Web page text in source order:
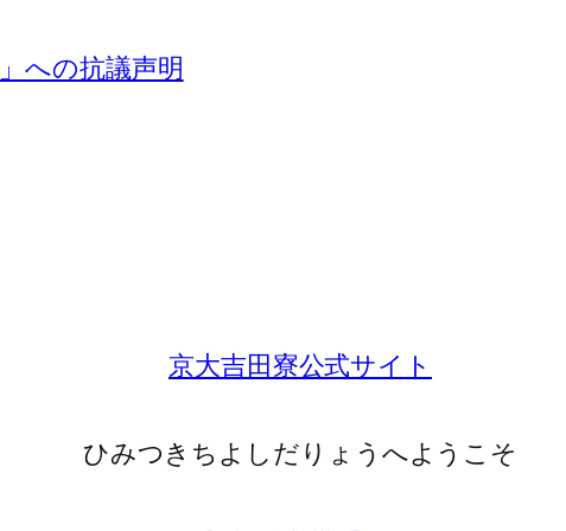
への抗議声明
京大吉田寮公式サイト
ひみつきちよしだりょうへようこそ